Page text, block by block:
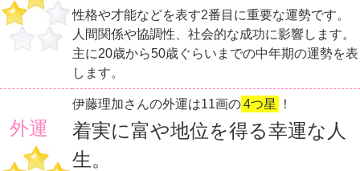
性格や才能などを表す2番目に重要な運勢です。
人間関係や協調性、社会的な成功に影響します。
主に20歳から50歳ぐらいまでの中年期の運勢を表
します。
外運
伊藤理加さんの外運は11画の4つ星 ！
着実に富や地位を得る幸運な人
生。